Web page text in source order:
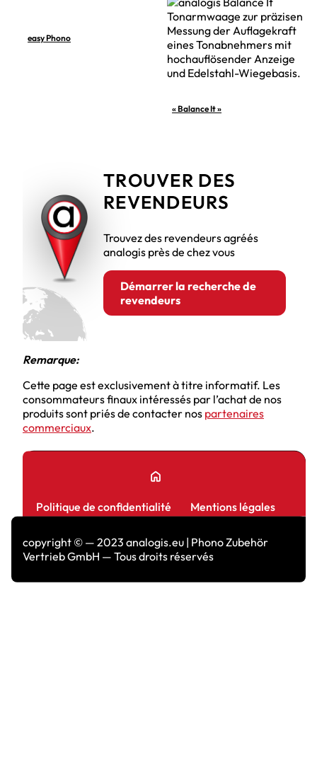
easy Phono
« Balance It »
TROUVER DES
REVENDEURS
Trouvez des revendeurs agréés
analogis près de chez vous
Démarrer la recherche de
revendeurs
Remarque:
Cette page est exclusivement à titre informatif. Les
consommateurs finaux intéressés par l’achat de nos
produits sont priés de contacter nos partenaires
commerciaux.
copyright © — 2023 analogis.eu | Phono Zubehör
Vertrieb GmbH — Tous droits réservés
home
Politique de confidentialité Mentions légales